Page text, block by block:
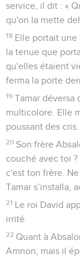
service, il dit : «
qu'on la mette
18 Elle portait
la tenue que
qu'elles étaient
ferma la porte
19 Tamar déversa
multicolore. Elle
poussant des cris.
20 Son frère
couché avec toi
c'est ton frère.
Tamar s’installa,
21 Le roi David
irrité.
22 Quant à
Amnon, mais il